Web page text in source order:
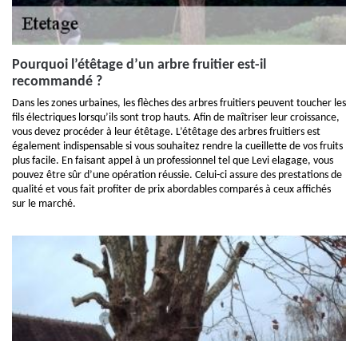
Pourquoi l’étêtage d’un arbre fruitier est-il
recommandé ?
Dans les zones urbaines, les flèches des arbres fruitiers peuvent toucher les
fils électriques lorsqu’ils sont trop hauts. Afin de maîtriser leur croissance,
vous devez procéder à leur étêtage. L’étêtage des arbres fruitiers est
également indispensable si vous souhaitez rendre la cueillette de vos fruits
plus facile. En faisant appel à un professionnel tel que Levi elagage, vous
pouvez être sûr d’une opération réussie. Celui-ci assure des prestations de
qualité et vous fait profiter de prix abordables comparés à ceux affichés
sur le marché.